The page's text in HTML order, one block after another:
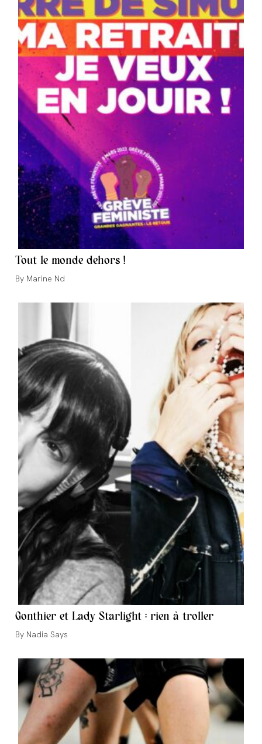
Tout le monde dehors !
Auteur/autrice
la
publication :
Marine Nd
Gonthier et Lady Starlight : rien à troller
Auteur/autrice
la
publication :
Nadia Says